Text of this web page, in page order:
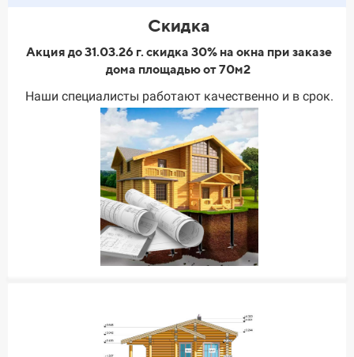
Скидка
Акция до 31.03.26 г. скидка 30% на окна при заказе
дома площадью от 70м2
Наши специалисты работают качественно и в срок.